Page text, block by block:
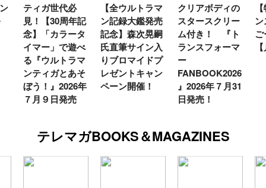
ティガ世代必
見！【30周年記
念】「カラータ
イマー」で遊べ
る『ウルトラマ
ンティガとあそ
ぼう！』2026年
７月９日発売
【全ウルトラマ
ン記録大鑑発売
記念】森次晃嗣
氏直筆サイン入
りブロマイドプ
レゼントキャン
ペーン開催！
クリアボディの
スタースクリー
ム付き！ 『ト
ランスフォーマ
ー
FANBOOK2026
』2026年７月31
日発売！
テレマガBOOKS＆MAGAZINES